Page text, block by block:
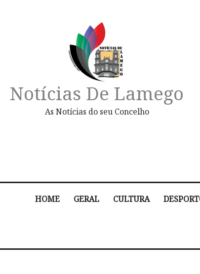
Notícias De Lamego
As Notícias do seu Concelho
HOME GERAL CULTURA